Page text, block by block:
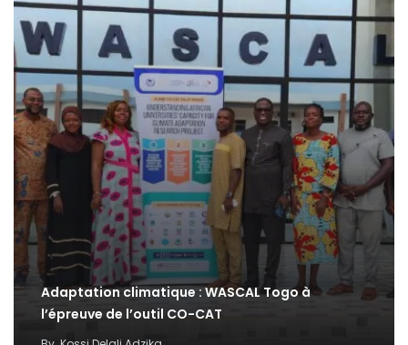
Adaptation climatique : WASCAL Togo à
l’épreuve de l’outil CO-CAT